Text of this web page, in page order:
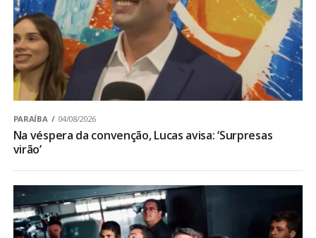
PARAÍBA 04/08/2026
Na véspera da convenção, Lucas avisa: ‘Surpresas
virão’